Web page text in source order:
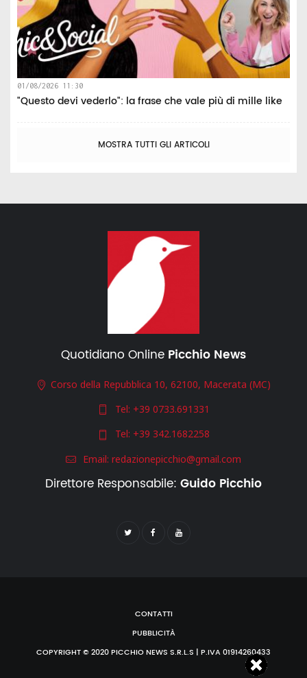
01/08/2026 11:30
"Questo devi vederlo": la frase che vale più di mille like
MOSTRA TUTTI GLI ARTICOLI
Quotidiano Online Picchio News
Corso della Repubblica 10, 62100, Macerata (MC)
Tel: +39 0733.691331
Tel: +39 342.1682258
Email: redazionepicchio@gmail.com
Direttore Responsabile: Guido Picchio
CONTATTI
PUBBLICITÀ
COPYRIGHT © 2020 PICCHIO NEWS S.R.L.S | P.IVA 01914260433